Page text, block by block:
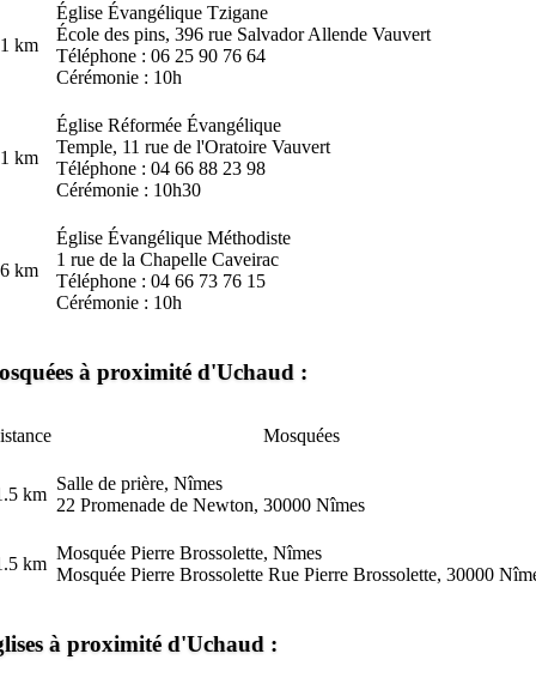
km
Église Évangélique Tzigane
École des pins, 396 rue Salvador Allende Vauvert
Téléphone : 06 25 90 76 64
Cérémonie : 10h
km
Église Réformée Évangélique
Temple, 11 rue de l'Oratoire Vauvert
Téléphone : 04 66 88 23 98
Cérémonie : 10h30
km
Église Évangélique Méthodiste
1 rue de la Chapelle Caveirac
Téléphone : 04 66 73 76 15
Cérémonie : 10h
à proximité d'Uchaud :
Mosquées
km
Salle de prière, Nîmes
22 Promenade de Newton, 30000 Nîmes
km
Mosquée Pierre Brossolette, Nîmes
Mosquée Pierre Brossolette Rue Pierre Brossolette, 30000
à proximité d'Uchaud :